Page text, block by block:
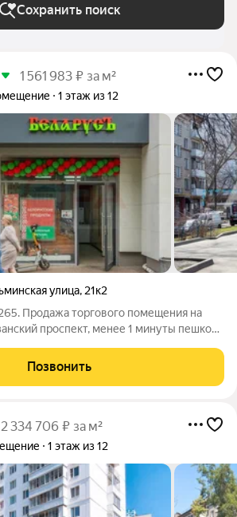
Сохранить поиск
1 561 983 ₽ за м²
1 этаж из 12
улица, 21к2
Продажа торгового помещения на
проспект, менее 1 минуты пешком.
жилого 12-ти этажного дома.
поток.
Позвонить
2 334 706 ₽ за м²
1 этаж из 12